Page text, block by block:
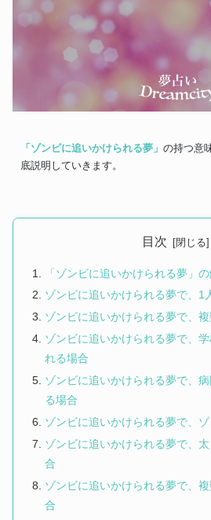
「ゾンビに追いかけられる夢」 の持つ意
底説明していきます。
目次
「ゾンビに追いかけられる夢」
ゾンビに追いかけられる夢で、1
ゾンビに追いかけられる夢で、
ゾンビに追いかけられる夢で、
れる場合
ゾンビに追いかけられる夢で、
る場合
ゾンビに追いかけられる夢で、
ゾンビに追いかけられる夢で、
合
ゾンビに追いかけられる夢で、
合